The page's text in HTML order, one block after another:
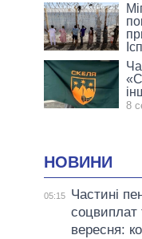
8
НОВИНИ
05:15
Частині
соцвиплат
вересня: